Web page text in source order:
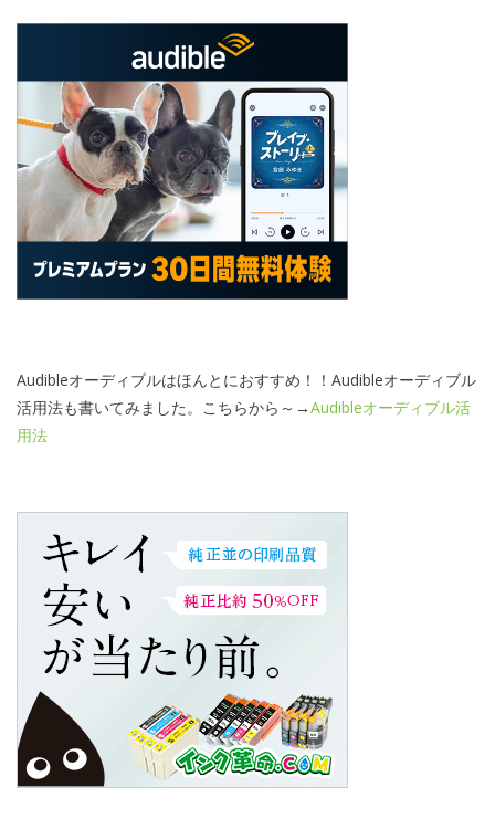
Audibleオーディブルはほんとにおすすめ！！Audibleオーディブル
活用法も書いてみました。こちらから～→Audibleオーディブル活
用法